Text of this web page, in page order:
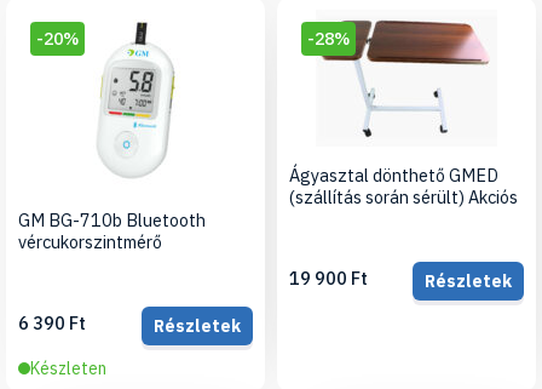
-20%
GM BG-710b Bluetooth
vércukorszintmérő
6 390 Ft
Részletek
Készleten
-28%
Ágyasztal dönthető GMED
(szállítás során sérült) Akciós
19 900 Ft Részletek